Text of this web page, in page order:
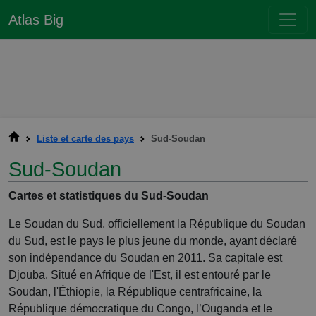
Atlas Big
Liste et carte des pays Sud-Soudan
Sud-Soudan
Cartes et statistiques du Sud-Soudan
Le Soudan du Sud, officiellement la République du Soudan
du Sud, est le pays le plus jeune du monde, ayant déclaré
son indépendance du Soudan en 2011. Sa capitale est
Djouba. Situé en Afrique de l'Est, il est entouré par le
Soudan, l'Éthiopie, la République centrafricaine, la
République démocratique du Congo, l’Ouganda et le